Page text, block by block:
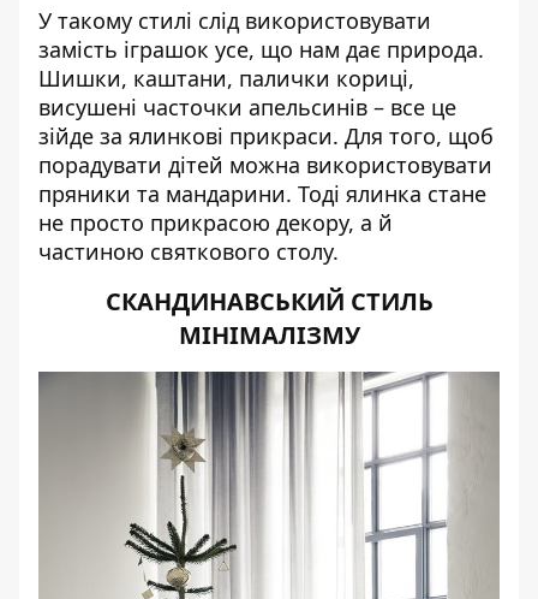
У такому стилі слід використовувати
замість іграшок усе, що нам дає природа.
Шишки, каштани, палички кориці,
висушені часточки апельсинів – все це
зійде за ялинкові прикраси. Для того, щоб
порадувати дітей можна використовувати
пряники та мандарини. Тоді ялинка стане
не просто прикрасою декору, а й
частиною святкового столу.
СКАНДИНАВСЬКИЙ СТИЛЬ
МІНІМАЛІЗМУ